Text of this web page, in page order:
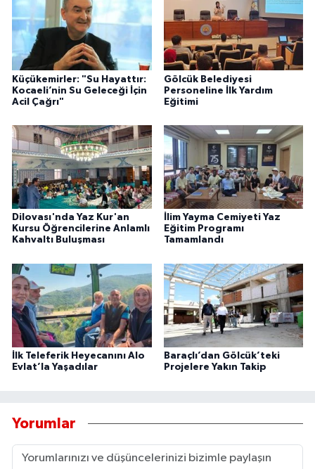
Küçükemirler: "Su Hayattır:
Kocaeli’nin Su Geleceği İçin
Acil Çağrı"
Gölcük Belediyesi
Personeline İlk Yardım
Eğitimi
Dilovası'nda Yaz Kur'an
Kursu Öğrencilerine Anlamlı
Kahvaltı Buluşması
İlim Yayma Cemiyeti Yaz
Eğitim Programı
Tamamlandı
İlk Teleferik Heyecanını Alo
Evlat’la Yaşadılar
Baraçlı’dan Gölcük’teki
Projelere Yakın Takip
Yorumlar